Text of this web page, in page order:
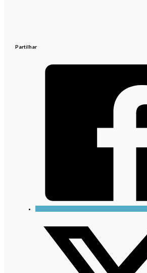
Partilhar